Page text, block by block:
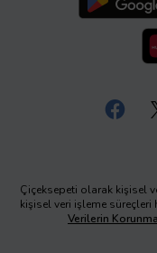
Çiçeksepeti olarak kişisel
kişisel veri işleme
Verilerin